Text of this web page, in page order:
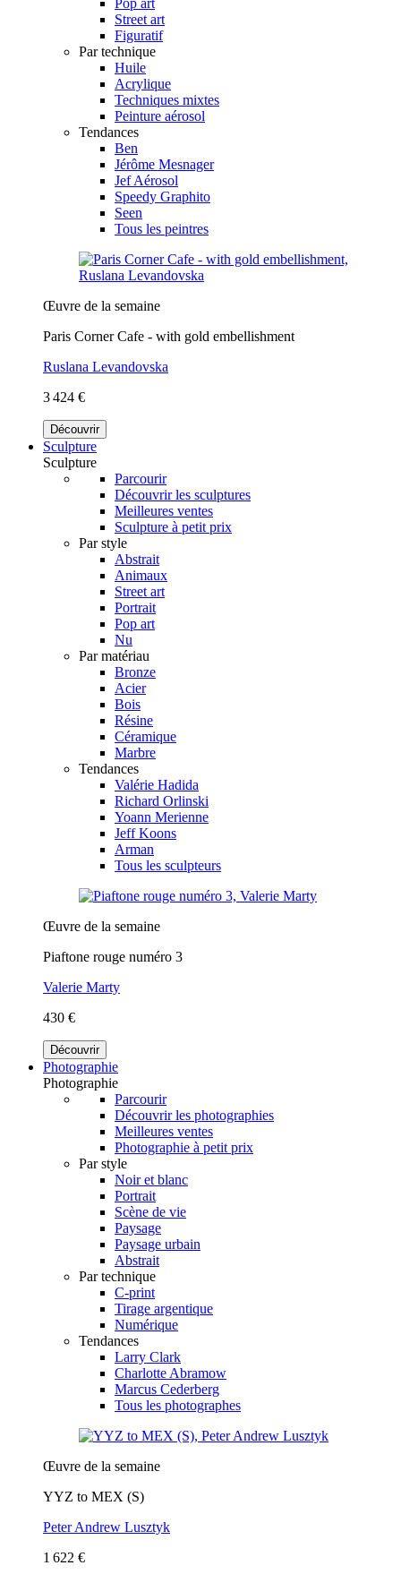
Street art
Figuratif
Par technique
Huile
Acrylique
Techniques mixtes
Peinture aérosol
Tendances
Ben
Jérôme Mesnager
Jef Aérosol
Speedy Graphito
Seen
Tous les peintres
Œuvre de la semaine
Paris Corner Cafe - with gold embellishment
Ruslana Levandovska
3 424 €
Découvrir
Sculpture
Sculpture
Parcourir
Découvrir les sculptures
Meilleures ventes
Sculpture à petit prix
Par style
Abstrait
Animaux
Street art
Portrait
Pop art
Nu
Par matériau
Bronze
Acier
Bois
Résine
Céramique
Marbre
Tendances
Valérie Hadida
Richard Orlinski
Yoann Merienne
Jeff Koons
Arman
Tous les sculpteurs
Œuvre de la semaine
Piaftone rouge numéro 3
Valerie Marty
430 €
Découvrir
Photographie
Photographie
Parcourir
Découvrir les photographies
Meilleures ventes
Photographie à petit prix
Par style
Noir et blanc
Portrait
Scène de vie
Paysage
Paysage urbain
Abstrait
Par technique
C-print
Tirage argentique
Numérique
Tendances
Larry Clark
Charlotte Abramow
Marcus Cederberg
Tous les photographes
Œuvre de la semaine
YYZ to MEX (S)
Peter Andrew Lusztyk
1 622 €